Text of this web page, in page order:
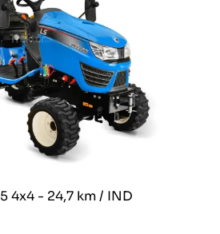
4x4 - 24,7 km / IND